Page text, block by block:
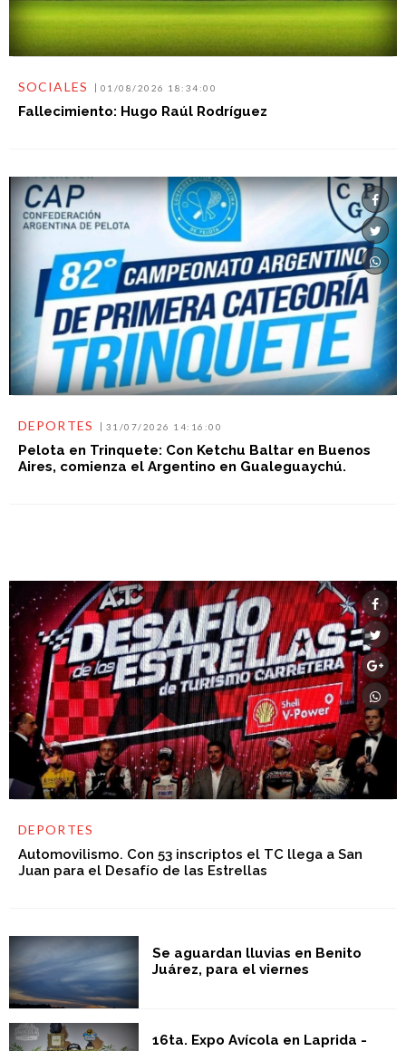
SOCIALES 01/08/2026 18:34:00
Fallecimiento: Hugo Raúl Rodríguez
DEPORTES 31/07/2026 14:16:00
Pelota en Trinquete: Con Ketchu Baltar en Buenos
Aires, comienza el Argentino en Gualeguaychú.
DEPORTES
Automovilismo. Con 53 inscriptos el TC llega a San
Juan para el Desafío de las Estrellas
Se aguardan lluvias en Benito
Juárez, para el viernes
16ta. Expo Avícola en Laprida -